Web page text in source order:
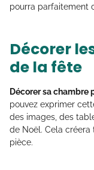
pourra parfaitement
Décorer
de la fête
Décorer sa chambre
pouvez exprimer
des images, des
de Noël. Cela
pièce.